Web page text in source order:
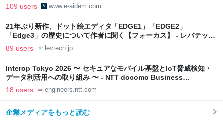
109 users www.e-aidem.com
21年ぶり新作、ドット絵エディタ「EDGE1」「EDGE2」
「Edge3」の歴史について作者に聞く【フォーカス】 - レバテック
LAB
89 users levtech.jp
Interop Tokyo 2026 〜 セキュアなモバイル基盤とIoT脅威検知・
データ利活用への取り組み 〜 - NTT docomo Business
Engineers' Blog
18 users engineers.ntt.com
企業メディアをもっと読む